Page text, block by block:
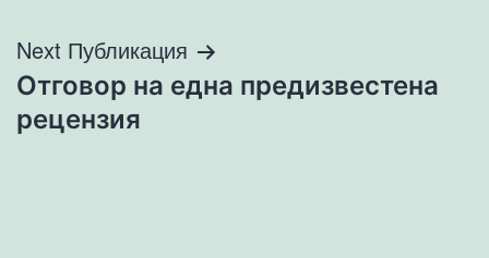
Next Публикация
Отговор на една предизвестена
рецензия